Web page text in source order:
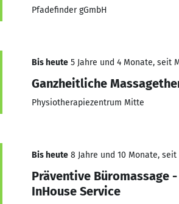
Pfadefinder gGmbH
Bis heute 5 Jahre und 4 Monate, seit
Ganzheitliche
Physiotherapiezentrum Mitte
Bis heute 8 Jahre und 10 Monate, seit
Präventive Büromassage -
InHouse Service